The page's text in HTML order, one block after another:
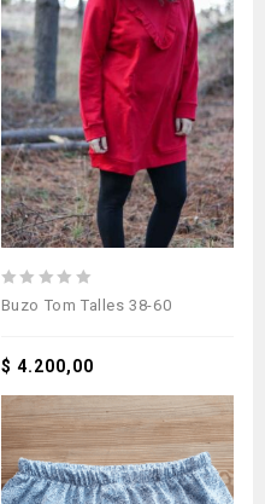
0
5
Buzo Tom Talles 38-60
$ 4.200,00